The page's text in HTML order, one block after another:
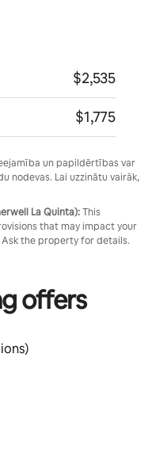
$2,535
$1,775
un papildērtības var
nodevas. Lai uzzinātu vairāk,
La Quinta):This
that may impact your
the property for details.
offers